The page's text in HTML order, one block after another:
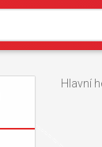
Hlavní